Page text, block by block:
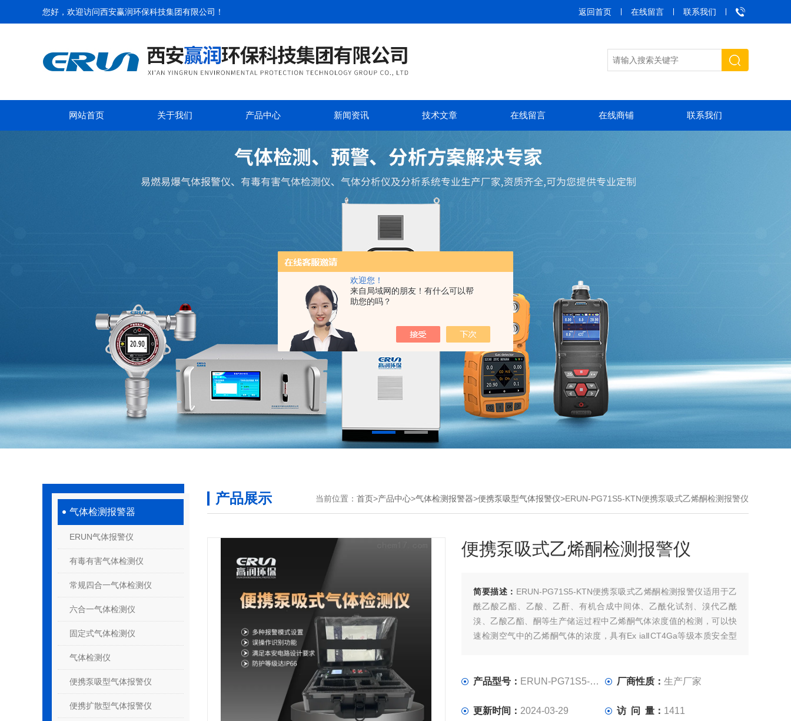
欢迎您！
来自局域网的朋友！有什么可以帮
助您的吗？
您好，欢迎访问西安赢润环保科技集团有限公司 ！ 返回首页 在线留言 联系我们
网站首页 关于我们 产品中心 新闻资讯 技术文章 在线留言 在线商铺 联系我们
气体检测报警器
ERUN气体报警仪
有毒有害气体检测仪
常规四合一气体检测仪
六合一气体检测仪
固定式气体检测仪
气体检测仪
便携泵吸型气体报警仪
便携扩散型气体报警仪
产品展示 当前位置： 首页>产品中心>气体检测报警器>便携泵吸型气体报警仪>ERUN-PG71S5-KTN便携泵吸式乙烯酮检测报警仪
便携泵吸式乙烯酮检测报警仪
简要描述： ERUN-PG71S5-KTN便携泵吸式乙烯酮检测报警仪适用于乙
酰乙酸乙酯、乙酸、乙酐、有机合成中间体、乙酰化试剂、溴代乙酰
溴、乙酸乙酯、酮等生产储运过程中乙烯酮气体浓度值的检测，可以快
速检测空气中的乙烯酮气体的浓度，具有Ex iaⅡCT4Ga等级本质安全型
产品型号： ERUN-PG71S5-KTN 厂商性质：生产厂家
更新时间： 2024-03-29 访 问 量： 1411